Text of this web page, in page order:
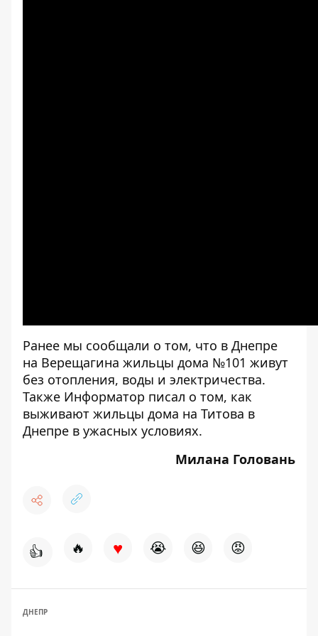
Ранее мы сообщали о том, что в Днепре
на Верещагина жильцы дома №101 живут
без отопления, воды и электричества.
Также Информатор писал о том, как
выживают жильцы дома на Титова в
Днепре в ужасных условиях.
Милана Головань
👍 🔥 ♥ 😭 😆 😡
ДНЕПР